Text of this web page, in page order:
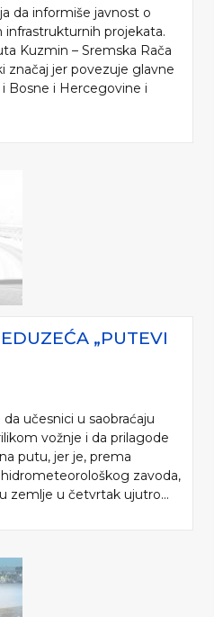
da informiše javnost o
infrastrukturnih projekata.
Kuzmin – Sremska Rača
značaj jer povezuje glavne
Bosne i Hercegovine i
„PUTEVI
učesnici u saobraćaju
vožnje i da prilagode
putu, jer je, prema
zavoda,
zemlje u četvrtak ujutro...